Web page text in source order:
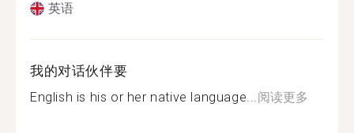
英语
我的对话伙伴要
English is his or her native language...阅读更多